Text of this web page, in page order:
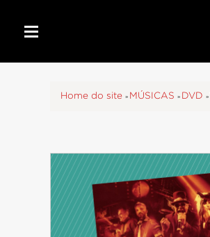
Home do site » MÚSICAS » DVD »